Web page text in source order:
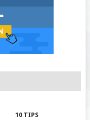
10 TIPS